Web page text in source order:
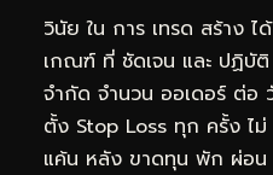
วินัย ใน การ เทรด สร้าง
เกณฑ์ ที่ ชัดเจน และ ปฏิบั
จำกัด จำนวน ออเดอร์ ต่อ
ตั้ง Stop Loss ทุก ครั้ง ไ
แค้น หลัง ขาดทุน พัก ผ่อน